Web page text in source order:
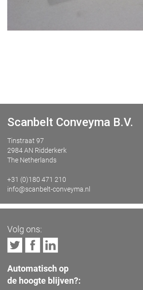
Scanbelt Conveyma B.V.
Tinstraat 97
2984 AN Ridderkerk
The Netherlands
+31 (0)180 471 210
info@scanbelt-conveyma.nl
Volg ons:
Automatisch op
de hoogte blijven?: